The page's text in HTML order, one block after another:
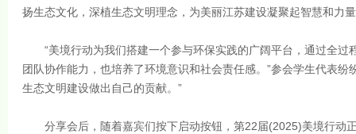
扬生态文化，深植生态文明理念，为美丽江苏建设凝聚起智慧和力
“美境行动为我们搭建一个参与环保实践的广阔平台，通过全过
团队协作能力，也培养了环境意识和社会责任感。”参会学生代表
生态文明建设做出自己的贡献。”
分享会后，随着嘉宾们按下启动按钮，第22届(2025)美境行动